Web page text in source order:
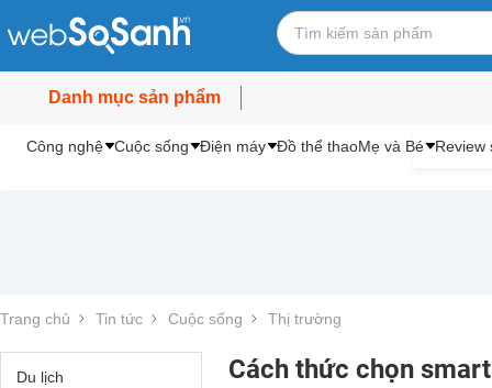
Danh mục sản phẩm
Công nghệ Cuộc sống Điện máy Đồ thể thaoMẹ và Bé Review
Trang chủ Tin tức Cuộc sống Thị trường
Du lịch Cách thức chọn